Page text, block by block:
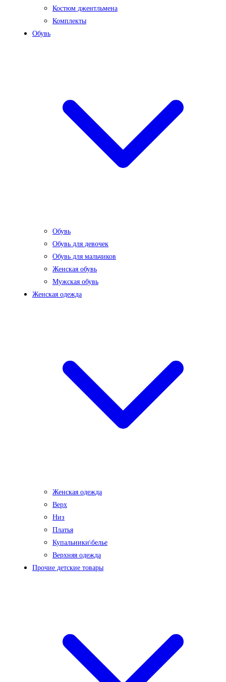
Костюм джентльмена
Комплекты
Обувь
Обувь
Обувь для девочек
Обувь для мальчиков
Женская обувь
Мужская обувь
Женская одежда
Женская одежда
Верх
Низ
Платья
Купальники\белье
Верхняя одежда
Прочие детские товары